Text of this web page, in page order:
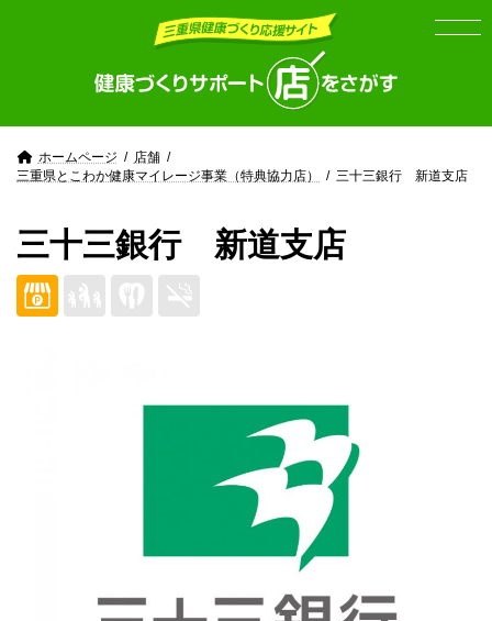
ホームページ
店舗
三重県とこわか健康マイレージ事業（特典協力店）
三十三銀行 新道支店
三十三銀行 新道支店